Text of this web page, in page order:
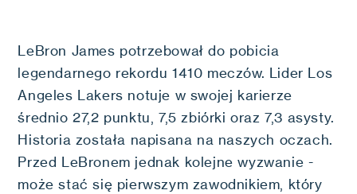
LeBron James potrzebował do pobicia
legendarnego rekordu 1410 meczów. Lider Los
Angeles Lakers notuje w swojej karierze
średnio 27,2 punktu, 7,5 zbiórki oraz 7,3 asysty.
Historia została napisana na naszych oczach.
Przed LeBronem jednak kolejne wyzwanie -
może stać się pierwszym zawodnikiem, który